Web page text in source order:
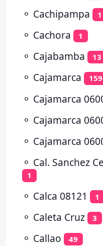
⚬ Cachipampa 1
⚬ Cachora 1
⚬ Cajabamba 13
⚬ Cajamarca 159
⚬ Cajamarca
⚬ Cajamarca
⚬ Cajamarca
⚬ Cal. Sanchez
1
⚬ Calca 08121 1
⚬ Caleta Cruz 3
⚬ Callao 49